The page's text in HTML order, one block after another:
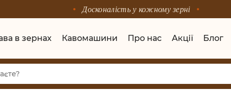
Досконалість у кожному зерні
в зернах Кавомашини Про нас Акції Блог